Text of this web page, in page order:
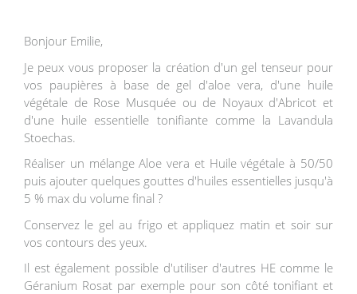
Bonjour Emilie,
Je peux vous proposer la création d'un gel tenseur pour
vos paupières à base de gel d'aloe vera, d'une huile
végétale de Rose Musquée ou de Noyaux d'Abricot et
d'une huile essentielle tonifiante comme la Lavandula
Stoechas.
Réaliser un mélange Aloe vera et Huile végétale à 50/50
puis ajouter quelques gouttes d'huiles essentielles jusqu'à
5 % max du volume final ?
Conservez le gel au frigo et appliquez matin et soir sur
vos contours des yeux.
Il est également possible d'utiliser d'autres HE comme le
Géranium Rosat par exemple pour son côté tonifiant et